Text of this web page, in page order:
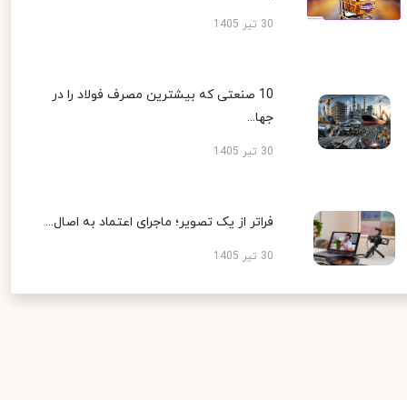
30 تیر 1405
10 صنعتی که بیشترین مصرف فولاد را در
جها...
30 تیر 1405
فراتر از یک تصویر؛ ماجرای اعتماد به اصال...
30 تیر 1405